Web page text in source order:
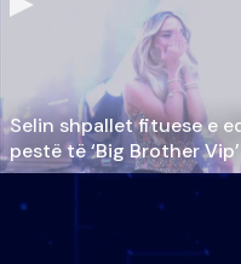
Selin shpallet fituese e
pestë të ‘Big Brother Vip’